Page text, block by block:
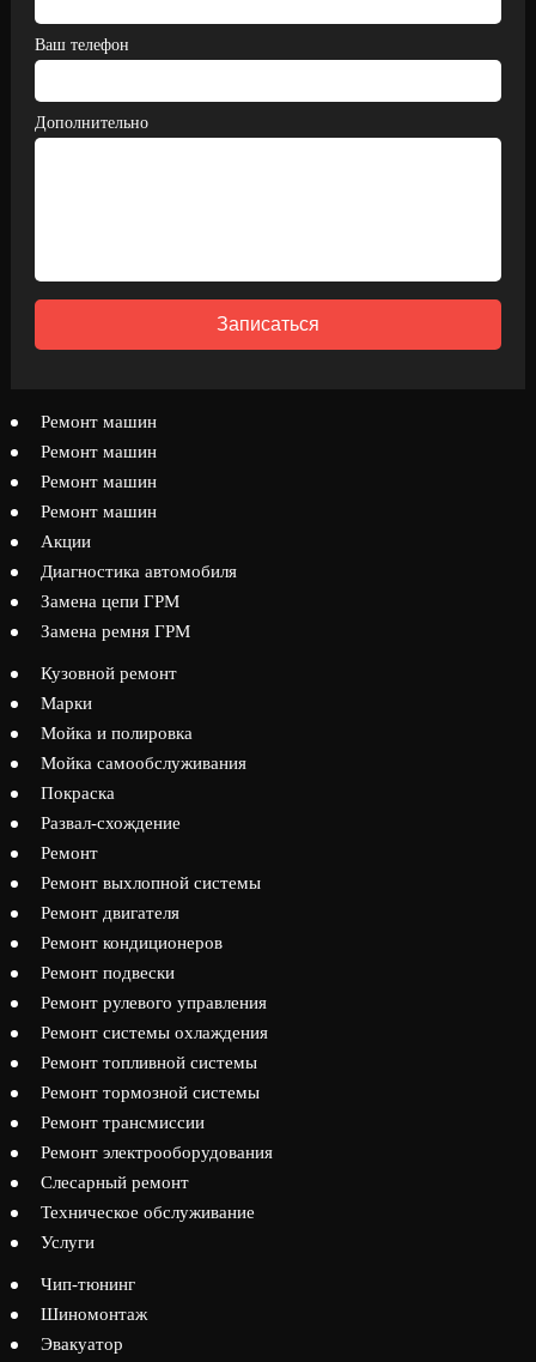
Ваш телефон
Дополнительно
Записаться
Ремонт машин
Ремонт машин
Ремонт машин
Ремонт машин
Акции
Диагностика автомобиля
Замена цепи ГРМ
Замена ремня ГРМ
Кузовной ремонт
Марки
Мойка и полировка
Мойка самообслуживания
Покраска
Развал-схождение
Ремонт
Ремонт выхлопной системы
Ремонт двигателя
Ремонт кондиционеров
Ремонт подвески
Ремонт рулевого управления
Ремонт системы охлаждения
Ремонт топливной системы
Ремонт тормозной системы
Ремонт трансмиссии
Ремонт электрооборудования
Слесарный ремонт
Техническое обслуживание
Услуги
Чип-тюнинг
Шиномонтаж
Эвакуатор